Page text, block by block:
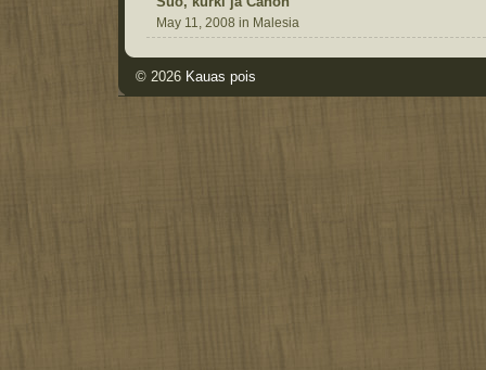
May 11, 2008 in Malesia
© 2026 Kauas pois